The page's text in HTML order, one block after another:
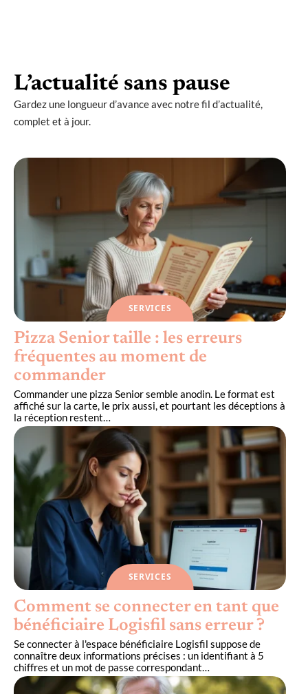
L’actualité sans pause
Gardez une longueur d’avance avec notre fil d’actualité,
complet et à jour.
SERVICES
Pizza Senior taille : les erreurs
fréquentes au moment de
commander
Commander une pizza Senior semble anodin. Le format est
affiché sur la carte, le prix aussi, et pourtant les déceptions à
la réception restent…
SERVICES
Comment se connecter en tant que
bénéficiaire Logisfil sans erreur ?
Se connecter à l'espace bénéficiaire Logisfil suppose de
connaître deux informations précises : un identifiant à 5
chiffres et un mot de passe correspondant